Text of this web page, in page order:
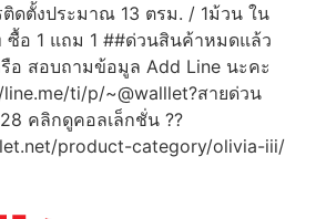
ดตั้งประมาณ 13 ตรม. / 1ม้วน ใน
ซื้อ 1 แถม 1 ##ด่วนสินค้าหมดแล้ว
อ สอบถามข้อมูล Add Line นะคะ
ti/p/~@walllet?สายด่วน
คลิกดูคอลเล็กชั่น ??
product-category/olivia-iii/